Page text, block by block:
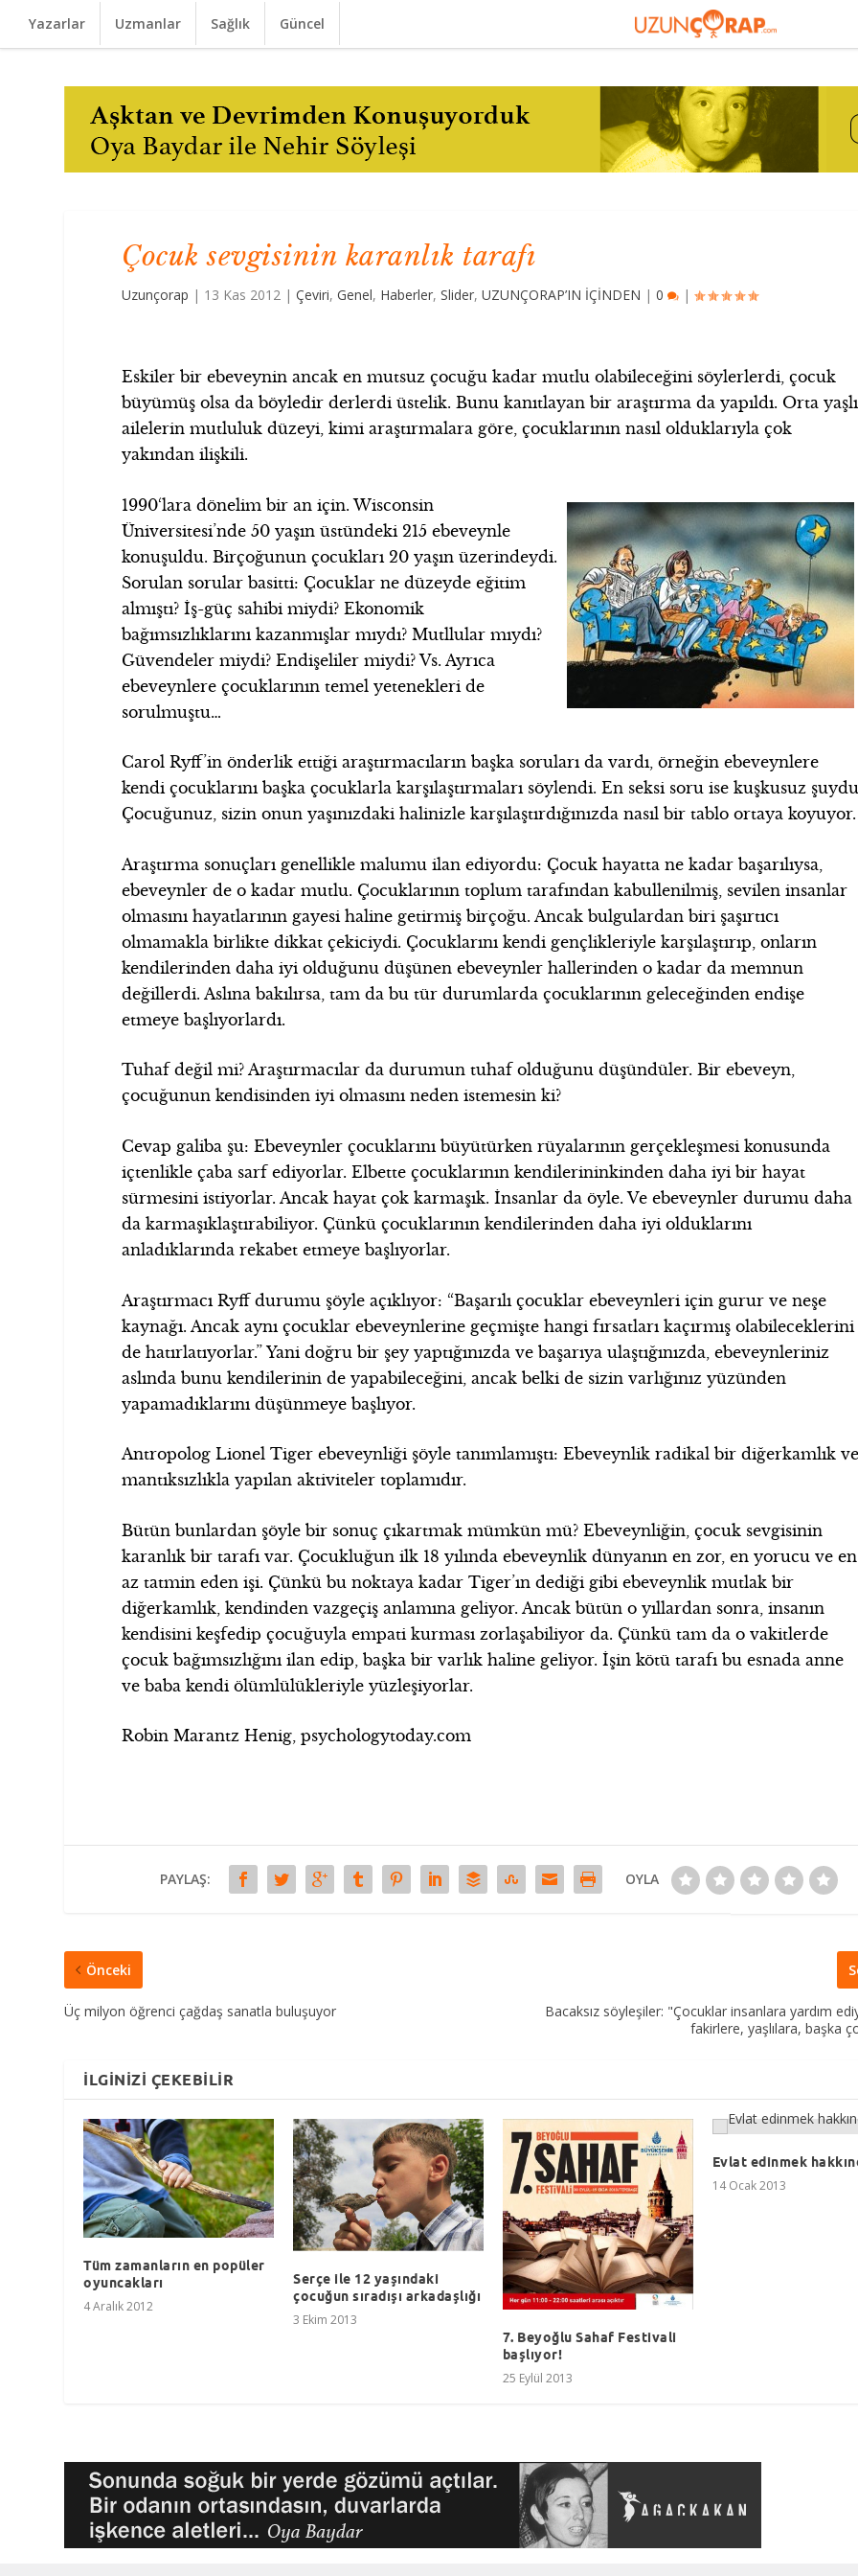
Yazarlar Uzmanlar Sağlık Güncel
Çocuk sevgisinin karanlık tarafı
Uzunçorap | 13 Kas 2012 |Çeviri,Genel, Haberler,Slider,UZUNÇORAP’IN İÇİNDEN |0 |
Eskiler bir ebeveynin ancak en mutsuz çocuğu kadar mutlu olabileceğini söylerlerdi, çocuk
büyümüş olsa da böyledir derlerdi üstelik. Bunu kanıtlayan bir araştırma da yapıldı. Orta yaşlı
ailelerin mutluluk düzeyi, kimi araştırmalara göre, çocuklarının nasıl olduklarıyla çok
yakından ilişkili.
1990‘lara dönelim bir an için. Wisconsin
Üniversitesi’nde 50 yaşın üstündeki 215 ebeveynle
konuşuldu. Birçoğunun çocukları 20 yaşın üzerindeydi.
Sorulan sorular basitti: Çocuklar ne düzeyde eğitim
almıştı? İş-güç sahibi miydi? Ekonomik
bağımsızlıklarını kazanmışlar mıydı? Mutllular mıydı?
Güvendeler miydi? Endişeliler miydi? Vs. Ayrıca
ebeveynlere çocuklarının temel yetenekleri de
sorulmuştu…
Carol Ryff’in önderlik ettiği araştırmacıların başka soruları da vardı, örneğin ebeveynlere
kendi çocuklarını başka çocuklarla karşılaştırmaları söylendi. En seksi soru ise kuşkusuz
Çocuğunuz, sizin onun yaşınızdaki halinizle karşılaştırdığınızda nasıl bir tablo ortaya koyuyor.
Araştırma sonuçları genellikle malumu ilan ediyordu: Çocuk hayatta ne kadar başarılıysa,
ebeveynler de o kadar mutlu. Çocuklarının toplum tarafından kabullenilmiş, sevilen insanlar
olmasını hayatlarının gayesi haline getirmiş birçoğu. Ancak bulgulardan biri şaşırtıcı
olmamakla birlikte dikkat çekiciydi. Çocuklarını kendi gençlikleriyle karşılaştırıp, onların
kendilerinden daha iyi olduğunu düşünen ebeveynler hallerinden o kadar da memnun
değillerdi. Aslına bakılırsa, tam da bu tür durumlarda çocuklarının geleceğinden endişe
etmeye başlıyorlardı.
Tuhaf değil mi? Araştırmacılar da durumun tuhaf olduğunu düşündüler. Bir ebeveyn,
çocuğunun kendisinden iyi olmasını neden istemesin ki?
Cevap galiba şu: Ebeveynler çocuklarını büyütürken rüyalarının gerçekleşmesi konusunda
içtenlikle çaba sarf ediyorlar. Elbette çocuklarının kendilerininkinden daha iyi bir hayat
sürmesini istiyorlar. Ancak hayat çok karmaşık. İnsanlar da öyle. Ve ebeveynler durumu daha
da karmaşıklaştırabiliyor. Çünkü çocuklarının kendilerinden daha iyi olduklarını
anladıklarında rekabet etmeye başlıyorlar.
Araştırmacı Ryff durumu şöyle açıklıyor: “Başarılı çocuklar ebeveynleri için gurur ve neşe
kaynağı. Ancak aynı çocuklar ebeveynlerine geçmişte hangi fırsatları kaçırmış olabileceklerini
de hatırlatıyorlar.” Yani doğru bir şey yaptığınızda ve başarıya ulaştığınızda, ebeveynleriniz
aslında bunu kendilerinin de yapabileceğini, ancak belki de sizin varlığınız yüzünden
yapamadıklarını düşünmeye başlıyor.
Antropolog Lionel Tiger ebeveynliği şöyle tanımlamıştı: Ebeveynlik radikal bir diğerkamlık
mantıksızlıkla yapılan aktiviteler toplamıdır.
Bütün bunlardan şöyle bir sonuç çıkartmak mümkün mü? Ebeveynliğin, çocuk sevgisinin
karanlık bir tarafı var. Çocukluğun ilk 18 yılında ebeveynlik dünyanın en zor, en yorucu ve en
az tatmin eden işi. Çünkü bu noktaya kadar Tiger’ın dediği gibi ebeveynlik mutlak bir
diğerkamlık, kendinden vazgeçiş anlamına geliyor. Ancak bütün o yıllardan sonra, insanın
kendisini keşfedip çocuğuyla empati kurması zorlaşabiliyor da. Çünkü tam da o vakitlerde
çocuk bağımsızlığını ilan edip, başka bir varlık haline geliyor. İşin kötü tarafı bu esnada anne
ve baba kendi ölümlülükleriyle yüzleşiyorlar.
Robin Marantz Henig, psychologytoday.com
PAYLAŞ: OYLA
Önceki
Üç milyon öğrenci çağdaş sanatla buluşuyor
Bacaksız söyleşiler: "Çocuklar insanlara yardım
fakirlere, yaşlılara, başka
İLGINIZI ÇEKEBILIR
Tüm zamanların en popüler
oyuncakları
4 Aralık 2012
Serçe ile 12 yaşındaki
çocuğun sıradışı arkadaşlığı
3 Ekim 2013
7. Beyoğlu Sahaf Festivali
başlıyor!
25 Eylül 2013
Evlat edinmek
14 Ocak 2013